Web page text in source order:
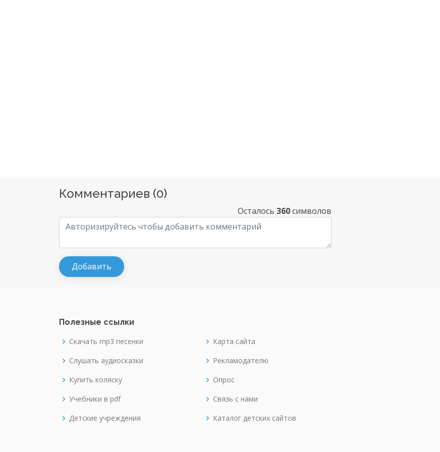
Комментариев (0)
Осталось 360символов
Полезные ссылки
Скачать mp3 песенки
Слушать аудиосказки
Купить коляску
Учебники в pdf
Детские учреждения
Карта сайта
Рекламодателю
Опрос
Связь с нами
Каталог детских сайтов